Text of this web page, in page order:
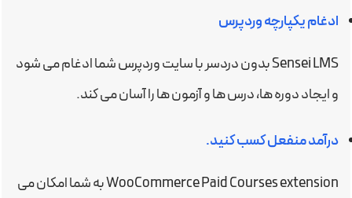
ادغام یکپارچه وردپرس
Sensei LMS بدون دردسر با سایت وردپرس شما ادغام می شود
و ایجاد دوره ها، درس ها و آزمون ها را آسان می کند.
درآمد منفعل کسب کنید.
WooCommerce Paid Courses extension به شما امکان می